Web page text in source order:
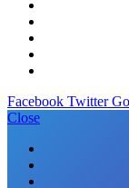
Facebook Twitter
Close